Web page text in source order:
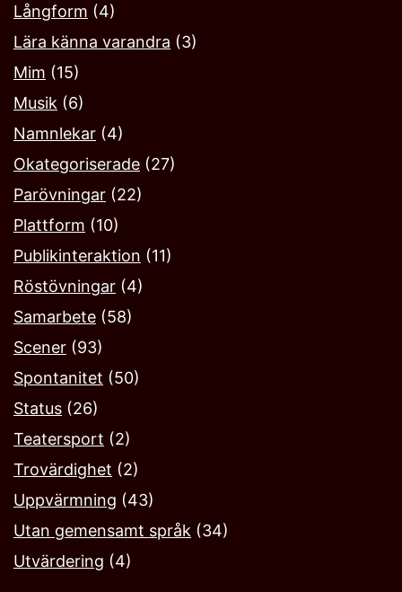
Långform (4)
Lära känna varandra (3)
Mim (15)
Musik (6)
Namnlekar‎ (4)
Okategoriserade (27)
Parövningar (22)
Plattform (10)
Publikinteraktion (11)
Röstövningar (4)
Samarbete (58)
Scener (93)
Spontanitet (50)
Status (26)
Teatersport (2)
Trovärdighet (2)
Uppvärmning (43)
Utan gemensamt språk (34)
Utvärdering (4)